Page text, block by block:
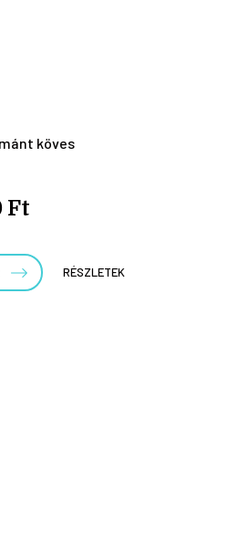
köves
Ft
RÉSZLETEK